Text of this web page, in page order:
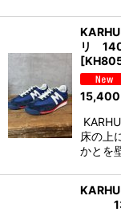
リ
[
15,400
床の上
かとを
131